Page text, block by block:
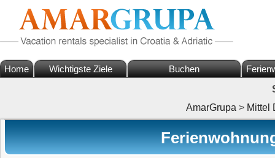
Home Wichtigste Ziele Buchen
AmarGrupa > Mittel